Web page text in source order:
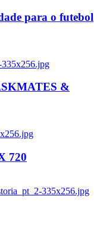
para o futebol
335x256.jpg
&
720
335x256.jpg